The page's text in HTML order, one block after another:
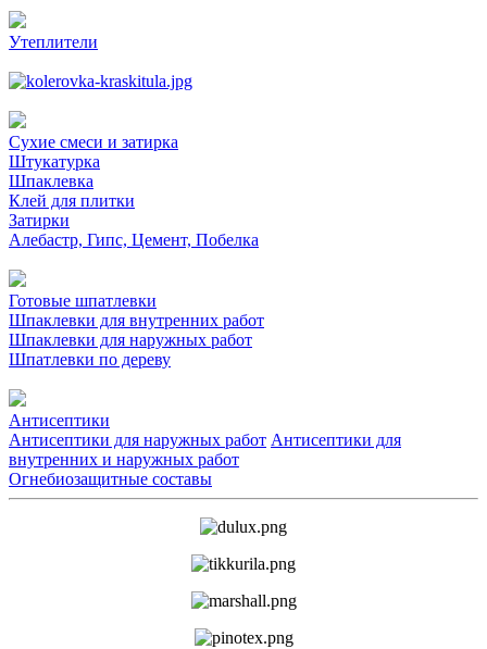
Утеплители
Сухие смеси и затирка
Штукатурка
Шпаклевка
Клей для плитки
Затирки
Алебастр, Гипс, Цемент, Побелка
Готовые шпатлевки
Шпаклевки для внутренних работ
Шпаклевки для наружных работ
Шпатлевки по дереву
Антисептики
Антисептики для наружных работ Антисептики для
внутренних и наружных работ
Огнебиозащитные составы